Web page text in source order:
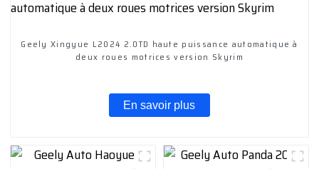
Geely Xingyue L2024 2.0TD haute puissance automatique à
deux roues motrices version Skyrim
En savoir plus